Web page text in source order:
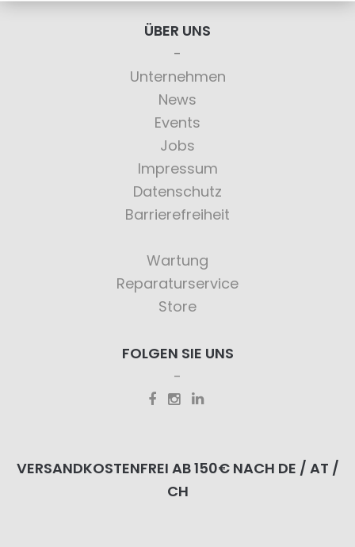
ÜBER UNS
Unternehmen
News
Events
Jobs
Impressum
Datenschutz
Barrierefreiheit
Wartung
Reparaturservice
Store
FOLGEN SIE UNS
VERSANDKOSTENFREI AB 150€ NACH DE / AT /
CH